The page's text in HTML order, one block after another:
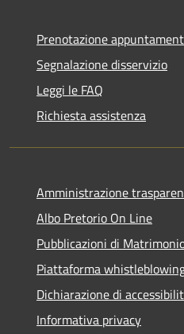
Prenotazione
Segnalazione disservizio
Leggi le FAQ
Richiesta assistenza
Amministrazione
Albo Pretorio On Line
Pubblicazioni di
Piattaforma
Dichiarazione di
Informativa privacy